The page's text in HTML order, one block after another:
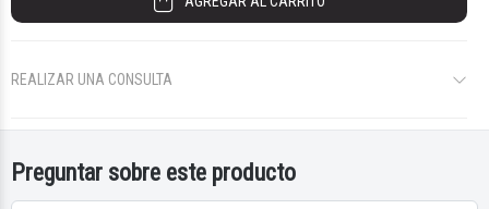
REALIZAR UNA CONSULTA
Preguntar sobre este producto